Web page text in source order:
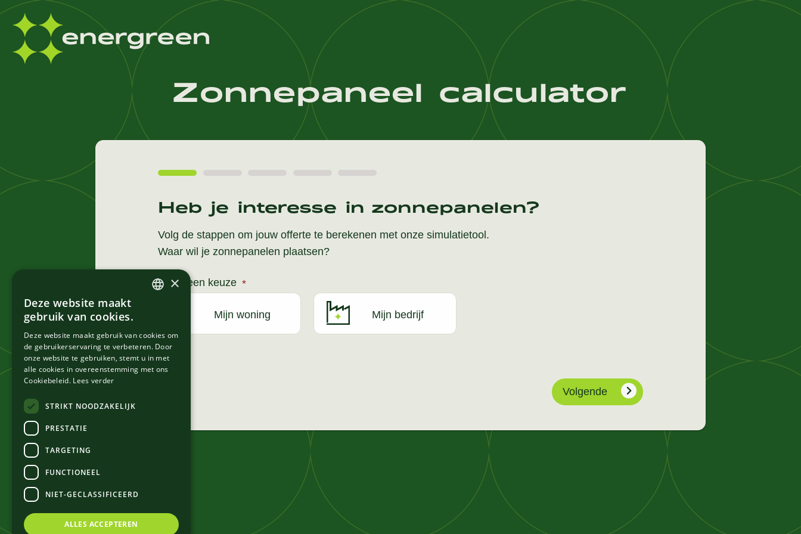
Zonnepaneel calculator
Heb je interesse in zonnepanelen?
Volg de stappen om jouw offerte te berekenen met onze simulatietool.
Waar wil je zonnepanelen plaatsen?
Maak een keuze
Mijn woning Mijn bedrijf
Volgende
×
Deze website maakt
gebruik van cookies.
Deze website maakt gebruik van cookies om
de gebruikerservaring te verbeteren. Door
onze website te gebruiken, stemt u in met
alle cookies in overeenstemming met ons
Cookiebeleid. Lees verder
STRIKT NOODZAKELIJK
PRESTATIE
TARGETING
FUNCTIONEEL
NIET-GECLASSIFICEERD
ALLES ACCEPTEREN